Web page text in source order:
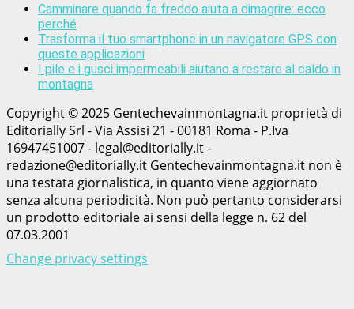
Camminare quando fa freddo aiuta a dimagrire: ecco
perché
Trasforma il tuo smartphone in un navigatore GPS con
queste applicazioni
I pile e i gusci impermeabili aiutano a restare al caldo in
montagna
Copyright © 2025 Gentechevainmontagna.it proprietà di
Editorially Srl - Via Assisi 21 - 00181 Roma - P.Iva
16947451007 - legal@editorially.it -
redazione@editorially.it Gentechevainmontagna.it non è
una testata giornalistica, in quanto viene aggiornato
senza alcuna periodicità. Non può pertanto considerarsi
un prodotto editoriale ai sensi della legge n. 62 del
07.03.2001
Change privacy settings